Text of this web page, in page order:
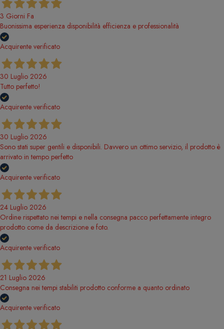
3 Giorni Fa
Buonissima esperienza disponibilità efficienza e professionalità
Acquirente verificato
30 Luglio 2026
Tutto perfetto!
Acquirente verificato
30 Luglio 2026
Sono stati super gentili e disponibili. Davvero un ottimo servizio, il prodotto è
arrivato in tempo perfetto
Acquirente verificato
24 Luglio 2026
Ordine rispettato nei tempi e nella consegna pacco perfettamente integro
prodotto come da descrizione e foto.
Acquirente verificato
21 Luglio 2026
Consegna nei tempi stabiliti prodotto conforme a quanto ordinato
Acquirente verificato